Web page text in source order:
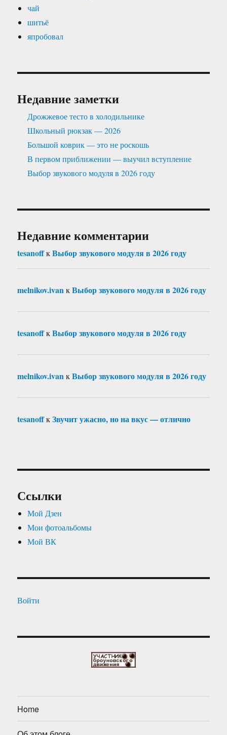
чай
шитьё
япробовал
Недавние заметки
Дрожжевое тесто в холодильнике
Школьный рюкзак — 2026
Большой коврик — это не роскошь
В первом приближении — выучил вступление
Выбор звукового модуля в 2026 году
Недавние комментарии
tesanoffкВыбор звукового модуля в 2026 году
melnikov.ivanкВыбор звукового модуля в 2026 году
tesanoffкВыбор звукового модуля в 2026 году
melnikov.ivanкВыбор звукового модуля в 2026 году
tesanoffкЗвучит ужасно, но на вкус — отлично
Ссылки
Мой Дзен
Мои фотоальбомы
Мой ВК
Войти
Home